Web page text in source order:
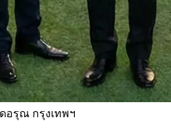
ดอรุณ กรุงเทพฯ